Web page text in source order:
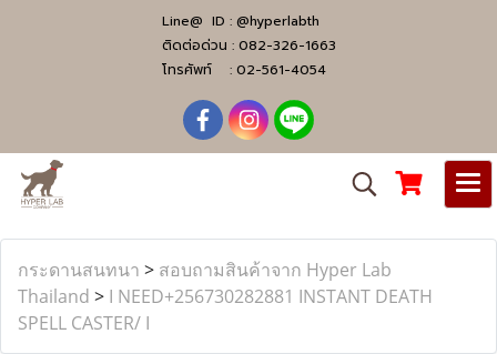
Line@ ID : @hyperlabth
ติดต่อด่วน : 082-326-1663
โทรศัพท์ : 02-561-4054
กระดานสนทนา > สอบถามสินค้าจาก Hyper Lab
Thailand > I NEED+256730282881 INSTANT DEATH
SPELL CASTER/ I